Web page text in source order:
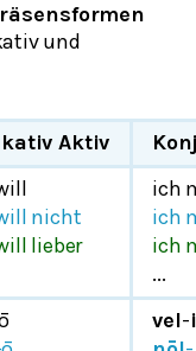
und
Aktiv
nicht
lieber
ich
ich
ich
...
vel-